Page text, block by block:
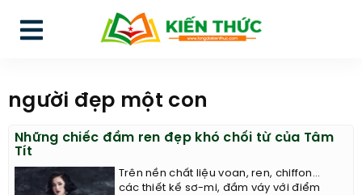
người đẹp một con
Những chiếc đầm ren đẹp khó chối từ của Tâm
Tít
Trên nền chất liệu voan, ren, chiffon...
các thiết kế sơ-mi, đầm váy với điểm